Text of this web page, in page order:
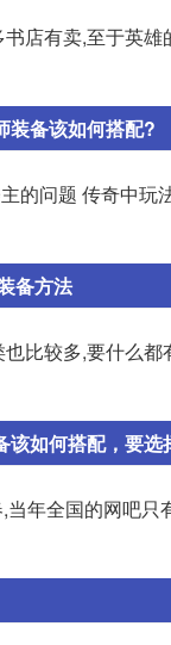
店有卖,至于英
装备该如何搭配?
的问题 传奇中
备方法
比较多,要什么
如何搭配，要选
年全国的网吧